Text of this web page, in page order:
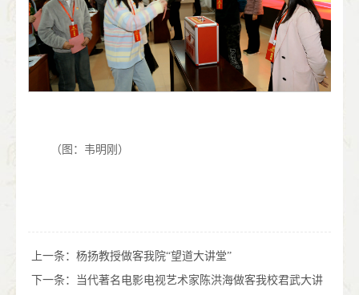
（图：韦明刚）
上一条： 杨扬教授做客我院“望道大讲堂”
下一条：
当代著名电影电视艺术家陈洪海做客我校君武大讲